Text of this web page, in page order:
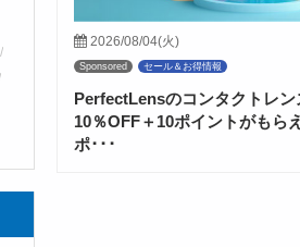
2026/08/04(火)
Sponsored セール＆お得情報
PerfectLensのコンタクトレン
10％OFF＋10ポイントがもら
ポ･･･